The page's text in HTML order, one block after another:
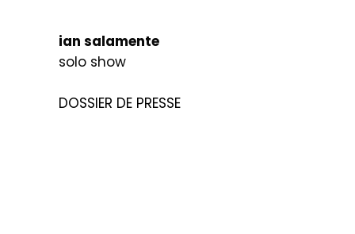
ian salamente
solo show
DOSSIER DE PRESSE